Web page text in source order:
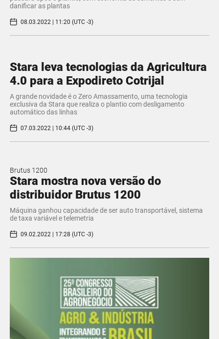
danificar as plantas
08.03.2022 | 11:20 (UTC -3)
Stara leva tecnologias da Agricultura
4.0 para a Expodireto Cotrijal
A grande novidade é o Zero Amassamento, uma tecnologia
exclusiva da Stara que realiza o plantio com desligamento
automático das linhas
07.03.2022 | 10:44 (UTC -3)
Brutus 1200
Stara mostra nova versão do
distribuidor Brutus 1200
Máquina ganhou capacidade de ser auto transportável, sistema
de taxa variável e telemetria
09.02.2022 | 17:28 (UTC -3)